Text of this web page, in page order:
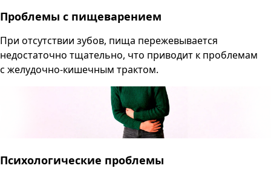
Проблемы с пищеварением
При отсутствии зубов, пища пережевывается
недостаточно тщательно, что приводит к проблемам
с желудочно-кишечным трактом.
Психологические проблемы